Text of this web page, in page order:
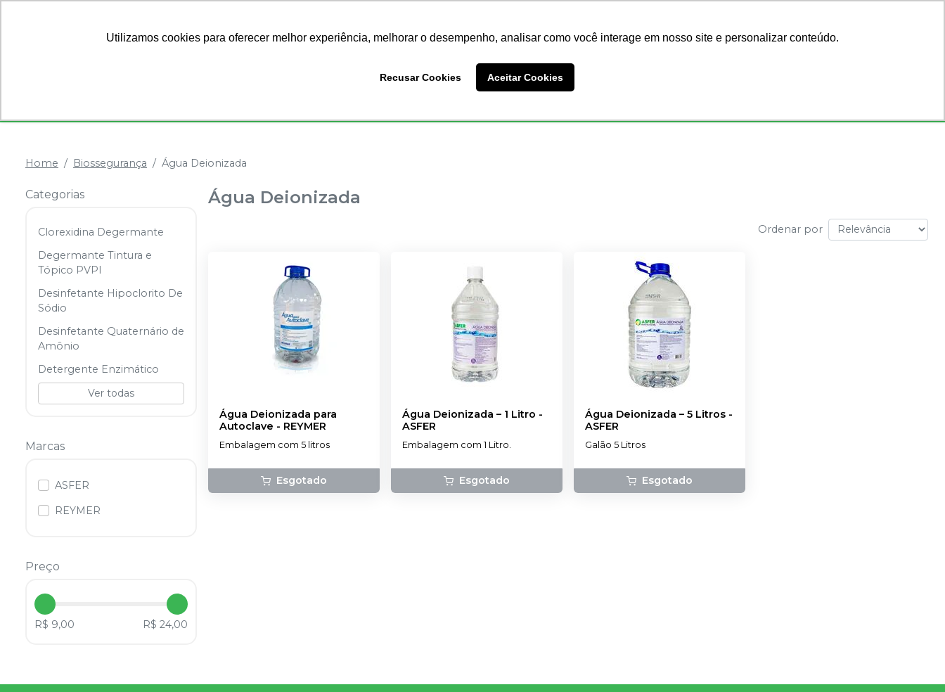
Utilizamos cookies para oferecer melhor experiência, melhorar o desempenho, analisar como você interage em nosso site e personalizar conteúdo.
Recusar Cookies Aceitar Cookies
Home Biossegurança Água Deionizada
Categorias
Clorexidina Degermante
Degermante Tintura e
Tópico PVPI
Desinfetante Hipoclorito De
Sódio
Desinfetante Quaternário de
Amônio
Detergente Enzimático
Ver todas
Marcas
ASFER
REYMER
Preço
R$ 9,00 R$ 24,00
Água Deionizada
Ordenar por
Água Deionizada para
Autoclave - REYMER
Embalagem com 5 litros
Esgotado
Água Deionizada – 1 Litro -
ASFER
Embalagem com 1 Litro.
Esgotado
Água Deionizada – 5 Litros -
ASFER
Galão 5 Litros
Esgotado